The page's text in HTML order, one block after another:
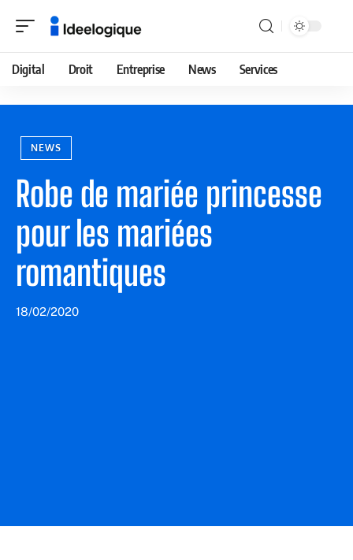
Digital Droit Entreprise News Services
NEWS
Robe de mariée princesse
pour les mariées
romantiques
18/02/2020